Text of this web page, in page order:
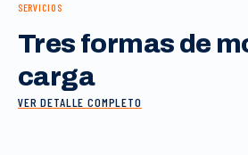
SERVICIOS
Tres formas de
carga
VER DETALLE COMPLETO